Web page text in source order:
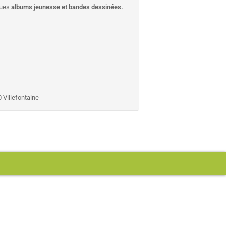
albums jeunesse et bandes dessinées.
Villefontaine